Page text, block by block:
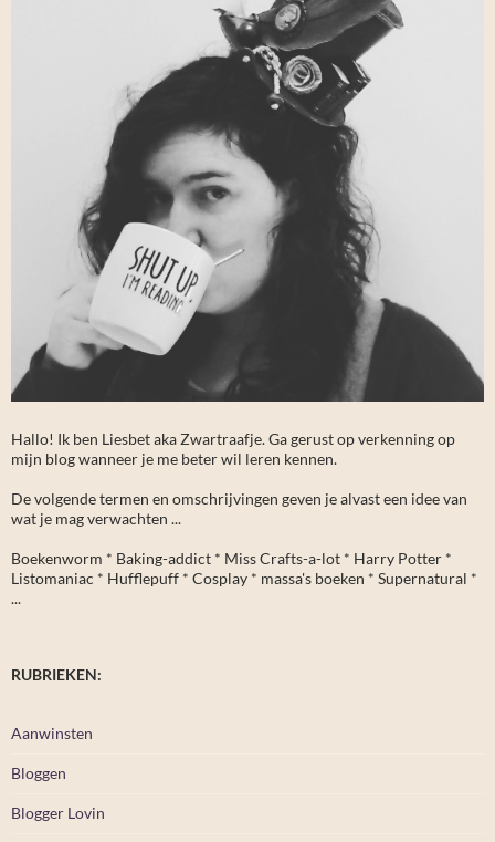
Hallo! Ik ben Liesbet aka Zwartraafje. Ga gerust op verkenning op
mijn blog wanneer je me beter wil leren kennen.
De volgende termen en omschrijvingen geven je alvast een idee van
wat je mag verwachten ...
Boekenworm * Baking-addict * Miss Crafts-a-lot * Harry Potter *
Listomaniac * Hufflepuff * Cosplay * massa's boeken * Supernatural *
...
RUBRIEKEN:
Aanwinsten
Bloggen
Blogger Lovin